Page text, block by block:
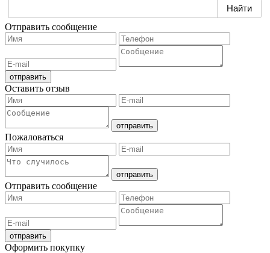
Отправить сообщение
Оставить отзыв
Пожаловаться
Отправить сообщение
Оформить покупку